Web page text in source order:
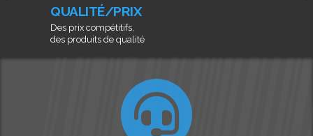
QUALITÉ/PRIX
Des prix compétitifs,
des produits de qualité